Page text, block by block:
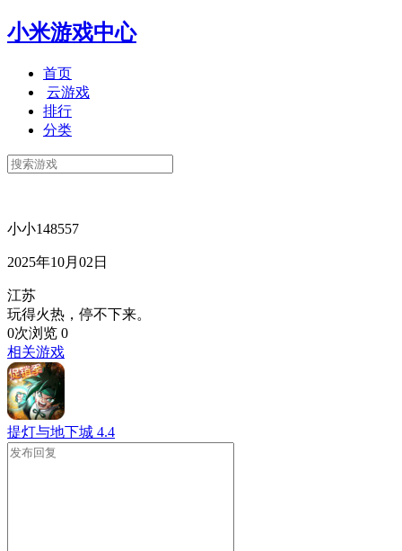
小米游戏中心
首页
云游戏
排行
分类
小小148557
2025年10月02日
江苏
玩得火热，停不下来。
0次浏览 0
相关游戏
提灯与地下城 4.4